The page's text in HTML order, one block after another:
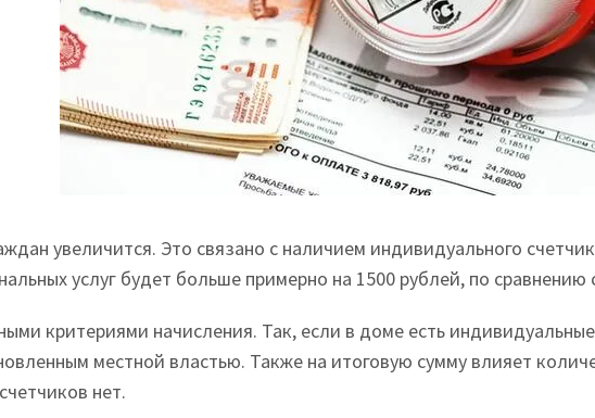
увеличится. Это связано с наличием индивидуального
услуг будет больше примерно на 1500 рублей, по
критериями начисления. Так, если в доме есть
местной властью. Также на итоговую сумму влияет
нет.